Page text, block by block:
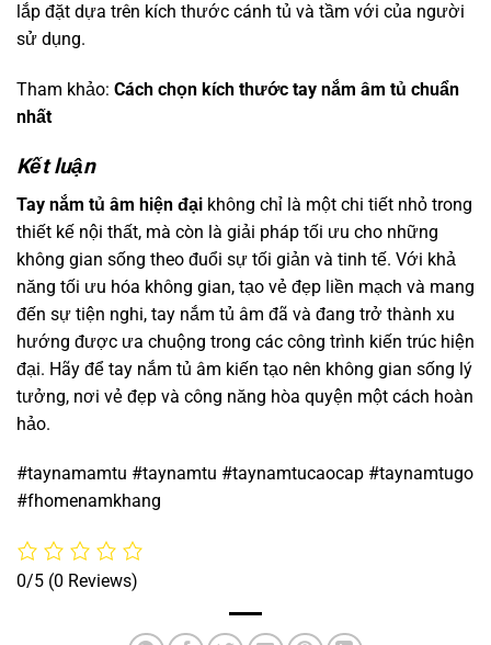
lắp đặt dựa trên kích thước cánh tủ và tầm với của người
sử dụng.
Tham khảo: Cách chọn kích thước tay nắm âm tủ chuẩn
nhất
Kết luận
Tay nắm tủ âm hiện đại không chỉ là một chi tiết nhỏ trong
thiết kế nội thất, mà còn là giải pháp tối ưu cho những
không gian sống theo đuổi sự tối giản và tinh tế. Với khả
năng tối ưu hóa không gian, tạo vẻ đẹp liền mạch và mang
đến sự tiện nghi, tay nắm tủ âm đã và đang trở thành xu
hướng được ưa chuộng trong các công trình kiến trúc hiện
đại. Hãy để tay nắm tủ âm kiến tạo nên không gian sống lý
tưởng, nơi vẻ đẹp và công năng hòa quyện một cách hoàn
hảo.
#taynamamtu #taynamtu #taynamtucaocap #taynamtugo
#fhomenamkhang
0/5 (0 Reviews)